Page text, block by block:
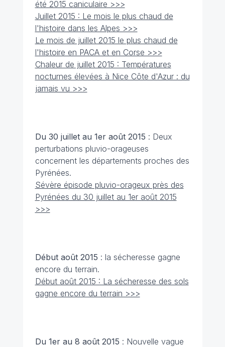
été 2015 caniculaire >>>
Juillet 2015 : Le mois le plus chaud de
l'histoire dans les Alpes >>>
Le mois de juillet 2015 le plus chaud de
l'histoire en PACA et en Corse >>>
Chaleur de juillet 2015 : Températures
nocturnes élevées à Nice Côte d'Azur : du
jamais vu >>>
Du 30 juillet au 1er août 2015 : Deux
perturbations pluvio-orageuses
concernent les départements proches des
Pyrénées.
Sévère épisode pluvio-orageux près des
Pyrénées du 30 juillet au 1er août 2015
>>>
Début août 2015 : la sécheresse gagne
encore du terrain.
Début août 2015 : La sécheresse des sols
gagne encore du terrain >>>
Du 1er au 8 août 2015 : Nouvelle vague